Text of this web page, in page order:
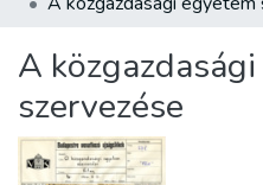
A
szervezése